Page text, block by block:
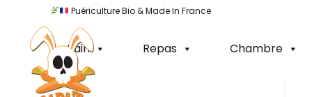
Puériculture Bio & Made In France
Made In France • 100% Coton Biologique • Satisfait ou remboursé
Bain Repas Chambre